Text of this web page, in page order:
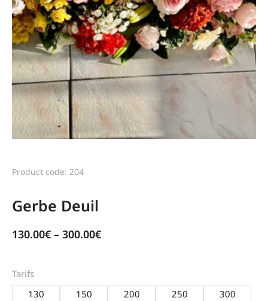
Product code: 204
Gerbe Deuil
130.00€ – 300.00€
Tarifs
130
150 200 250 300